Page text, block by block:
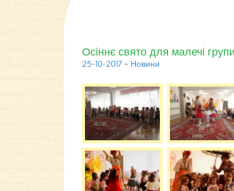
Осіннє свято для малечі
25-10-2017 - Новини